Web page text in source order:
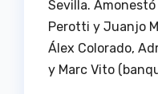
Sevilla.
Perotti y Juanjo
Álex Colorado,
y Marc Vito